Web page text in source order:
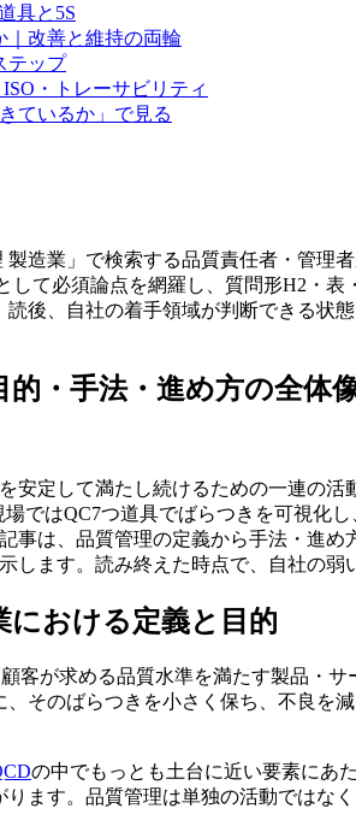
具と5S
｜改善と維持の両輪
テップ
・トレーサビリティ
ているか」で見る
造業」で検索する品質責任者・管理
して必須論点を網羅し、質問形H2・
後、自社の着手領域が判断できる状
・手法・進め方の全体
安定して満たし続けるための一連の
場ではQC7つ道具でばらつきを可視
事は、品質管理の定義から手法・進
します。読み終えた時点で、自社の弱
における定義と目的
客が求める品質水準を満たす製品・
そのばらつきを小さく保ち、不良を
の中でもっとも土台に近い要素にあ
ます。品質管理は単独の活動ではな